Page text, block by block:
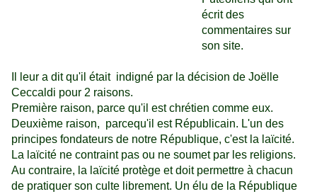
écrit des
commentaires sur
son site.
Il leur a dit qu'il était indigné par la décision de Joëlle
Ceccaldi pour 2 raisons.
Première raison, parce qu'il est chrétien comme eux.
Deuxième raison, parcequ'il est Républicain. L'un des
principes fondateurs de notre République, c'est la laïcité.
La laïcité ne contraint pas ou ne soumet par les religions.
Au contraire, la laïcité protège et doit permettre à chacun
de pratiquer son culte librement. Un élu de la République